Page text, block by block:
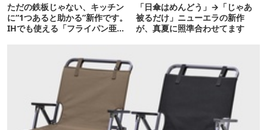
ただの鉄板じゃない、キッチン
に“1つあると助かる”新作です。
IHでも使える「フライパン亜
「日傘はめんどう」→「じゃあ
被るだけ」ニューエラの新作
が、真夏に照準合わせてます